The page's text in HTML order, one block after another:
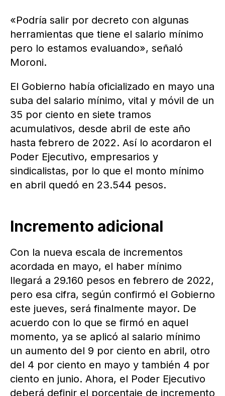
«Podría salir por decreto con algunas
herramientas que tiene el salario mínimo
pero lo estamos evaluando», señaló
Moroni.
El Gobierno había oficializado en mayo una
suba del salario mínimo, vital y móvil de un
35 por ciento en siete tramos
acumulativos, desde abril de este año
hasta febrero de 2022. Así lo acordaron el
Poder Ejecutivo, empresarios y
sindicalistas, por lo que el monto mínimo
en abril quedó en 23.544 pesos.
Incremento adicional
Con la nueva escala de incrementos
acordada en mayo, el haber mínimo
llegará a 29.160 pesos en febrero de 2022,
pero esa cifra, según confirmó el Gobierno
este jueves, será finalmente mayor. De
acuerdo con lo que se firmó en aquel
momento, ya se aplicó al salario mínimo
un aumento del 9 por ciento en abril, otro
del 4 por ciento en mayo y también 4 por
ciento en junio. Ahora, el Poder Ejecutivo
deberá definir el porcentaje de incremento